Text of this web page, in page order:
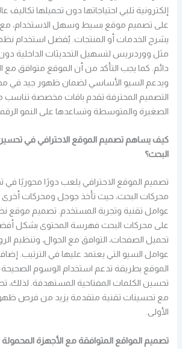
إلكترونية تلبي احتياجاتها دون تحميلها تكاليف
على تصميم موقع بسيط وسهل الاستخدام، مع
يشرح الخدمات أو المنتجات. يُفضل استخدام
مثل ووردبريس لتسهيل التحديثات الداخلية
دائم. كما يجب التأكد من أن الموقع متوافق مع
ويدعم السيو الأساسي لضمان ظهور جيد في
التصميم المحترفة تقدم باقات مخصصة تناسب
الصغيرة والمتوسطة وتساعدها على النمو
كيف يساهم تصميم الموقع الاحترافي في
البحث؟
تصميم الموقع الاحترافي يلعب دورًا محوريًا في
محركات البحث، حيث تأخذ جوجل ومحركات أخرى
عوامل تقنية وتجربة المستخدم. تصميم
على محركات البحث فهرسة المحتوى بشكل
تحميل الصفحات، التوافق مع الجوال، وتنظيم
عوامل السيو التي يعتمد عليها في الترتيب.
الموقع بطريقة تدعم استخدام الوسوم
تحسين الكلمات المفتاحية المستهدفة. لذلك،
مع تحسينات تقنية متقدمة يزيد من فرص
الأولى.
تصميم المواقع المتوافقة مع الأجهزة